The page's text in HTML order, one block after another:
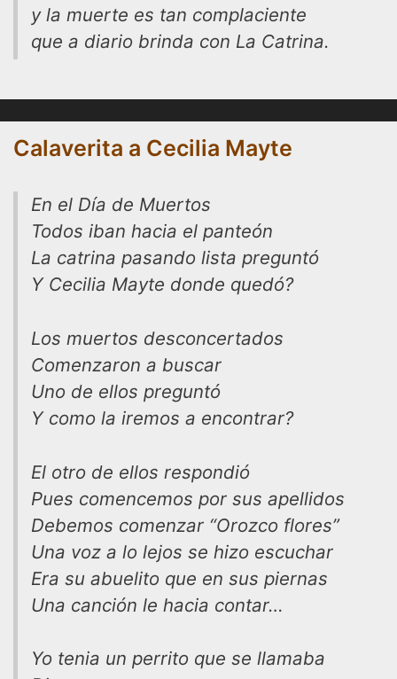
y la muerte es tan complaciente
que a diario brinda con La Catrina.
Calaverita a Cecilia Mayte
En el Día de Muertos
Todos iban hacia el panteón
La catrina pasando lista preguntó
Y Cecilia Mayte donde quedó?
Los muertos desconcertados
Comenzaron a buscar
Uno de ellos preguntó
Y como la iremos a encontrar?
El otro de ellos respondió
Pues comencemos por sus apellidos
Debemos comenzar “Orozco flores”
Una voz a lo lejos se hizo escuchar
Era su abuelito que en sus piernas
Una canción le hacia contar…
Yo tenia un perrito que se llamaba